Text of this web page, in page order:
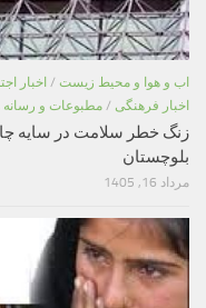
اب و هوا و محیط زیست / اخبار
اخبار فرهنگی / مطبوعات و رسانه
زنگ خطر سلامت در سایه
بلوچستان
مرداد 16, 1405